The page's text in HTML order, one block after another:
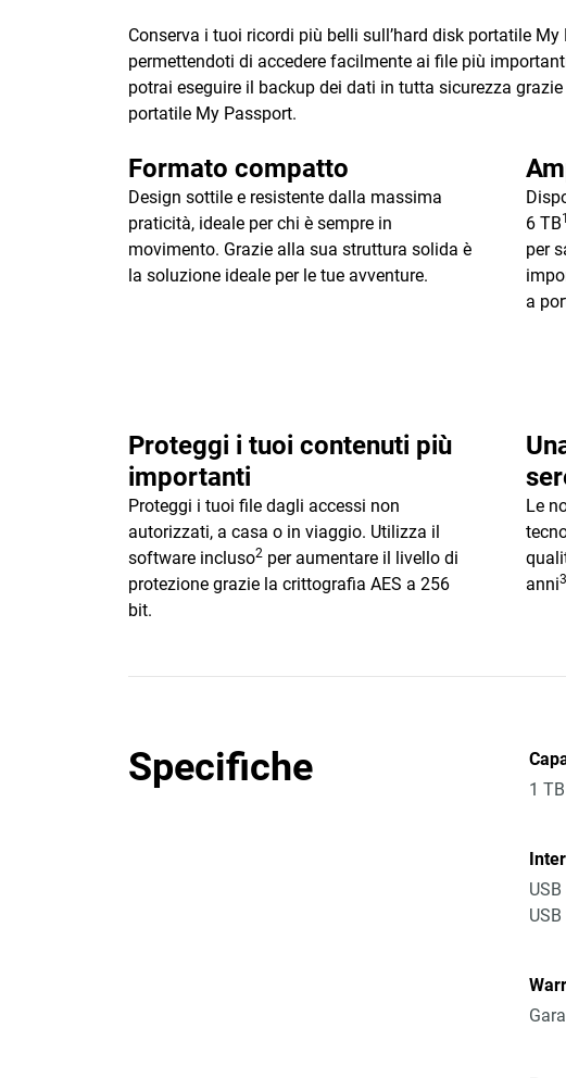
Conserva i tuoi ricordi più belli sull’hard disk portatile
permettendoti di accedere facilmente ai file più
potrai eseguire il backup dei dati in tutta sicurezza
portatile My Passport.
Formato compatto
Design sottile e resistente dalla massima
praticità, ideale per chi è sempre in
movimento. Grazie alla sua struttura solida è
la soluzione ideale per le tue avventure.
6 TB1
per
a
Proteggi i tuoi contenuti più
importanti
Proteggi i tuoi file dagli accessi non
autorizzati, a casa o in viaggio. Utilizza il
software incluso2 per aumentare il livello di
protezione grazie la crittografia AES a 256
bit.
Le
anni3
Specifiche
1 TB